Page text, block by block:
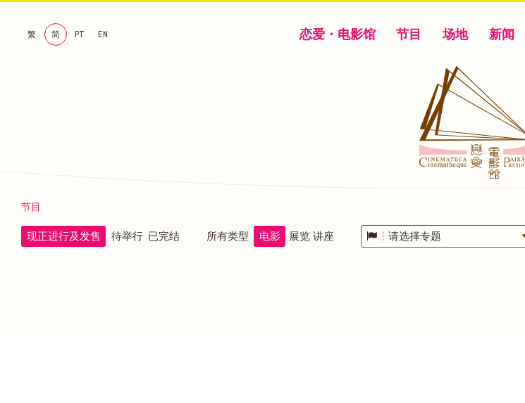
繁 简 PT EN 恋爱・电影馆 节目 场地 新闻
节目
现正进行及发售 待举行 已完结 所有类型 电影 展览 讲座 请选择专题